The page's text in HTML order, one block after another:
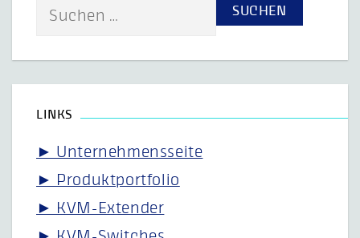
Suche
LINKS
► Unternehmensseite
► Produktportfolio
► KVM-Extender